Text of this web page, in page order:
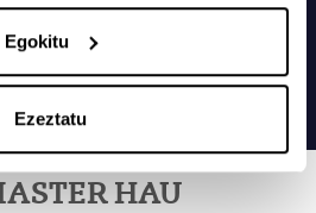
Egokitu
Ezeztatu
HAU